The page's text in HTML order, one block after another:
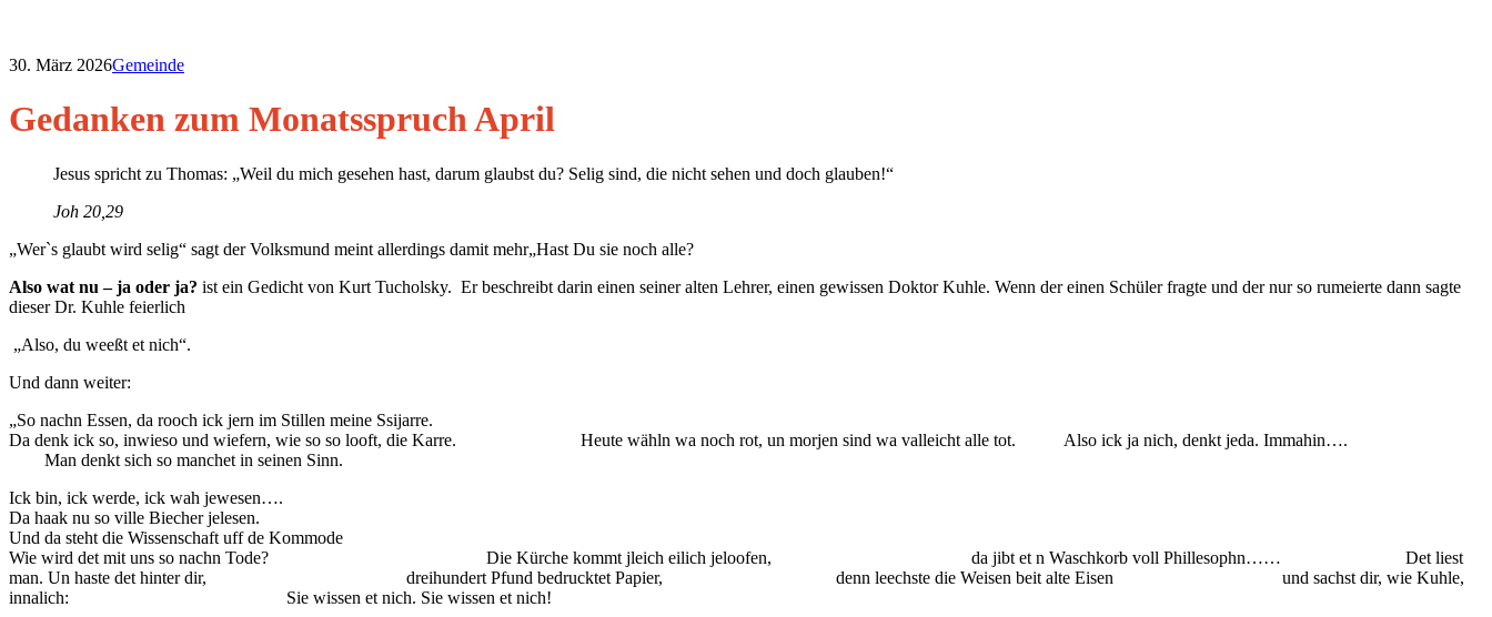
30. März 2026Gemeinde
Gedanken zum Monatsspruch April
Jesus spricht zu Thomas: „Weil du mich gesehen hast, darum glaubst du? Selig sind, die nicht sehen und doch glauben!“
Joh 20,29
„Wer`s glaubt wird selig“ sagt der Volksmund meint allerdings damit mehr„Hast Du sie noch alle?
Also wat nu – ja oder ja? ist ein Gedicht von Kurt Tucholsky. Er beschreibt darin einen seiner alten Lehrer, einen gewissen Doktor Kuhle. Wenn der einen Schüler fragte und der nur so rumeierte dann sagte
dieser Dr. Kuhle feierlich
„Also, du weeßt et nich“.
Und dann weiter:
„So nachn Essen, da rooch ick jern im Stillen meine Ssijarre.
Da denk ick so, inwieso und wiefern, wie so so looft, die Karre. Heute wähln wa noch rot, un morjen sind wa valleicht alle tot. Also ick ja nich, denkt jeda. Immahin….
Man denkt sich so manchet in seinen Sinn.
Ick bin, ick werde, ick wah jewesen….
Da haak nu so ville Biecher jelesen.
Und da steht die Wissenschaft uff de Kommode
Wie wird det mit uns so nachn Tode? Die Kürche kommt jleich eilich jeloofen, da jibt et n Waschkorb voll Phillesophn…… Det liest
man. Un haste det hinter dir, dreihundert Pfund bedrucktet Papier, denn leechste die Weisen beit alte Eisen und sachst dir, wie Kuhle,
innalich: Sie wissen et nich. Sie wissen et nich!